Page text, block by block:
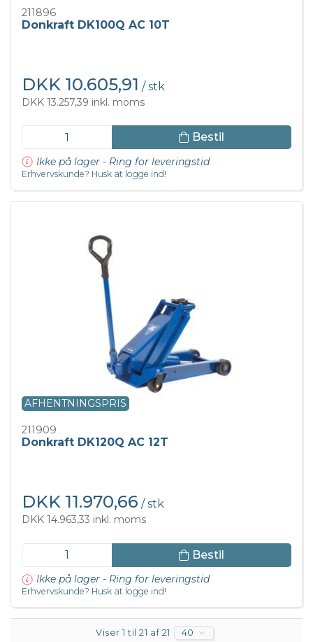
211896
Donkraft DK100Q AC 10T
DKK 10.605,91 / stk
DKK 13.257,39 inkl. moms
Bestil
Ikke på lager - Ring for leveringstid
Erhvervskunde? Husk at logge ind!
AFHENTNINGSPRIS
211909
Donkraft DK120Q AC 12T
DKK 11.970,66 / stk
DKK 14.963,33 inkl. moms
Bestil
Ikke på lager - Ring for leveringstid
Erhvervskunde? Husk at logge ind!
Viser 1 til 21 af 21 40